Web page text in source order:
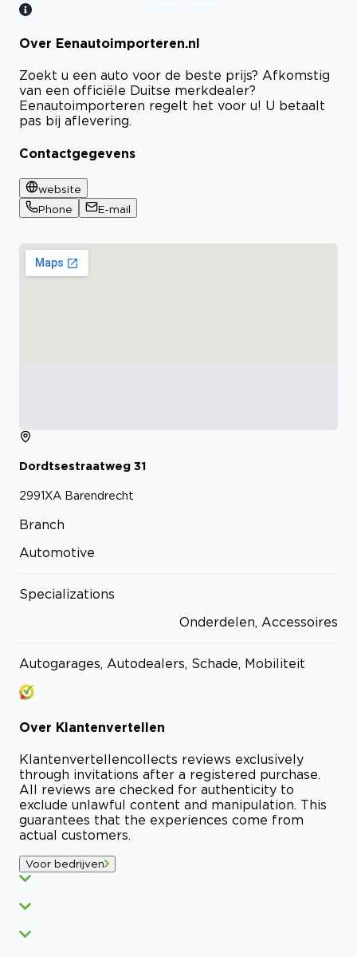
Bekijk certificaat
Over Eenautoimporteren.nl
Zoekt u een auto voor de beste prijs? Afkomstig
van een officiële Duitse merkdealer?
Eenautoimporteren regelt het voor u! U betaalt
pas bij aflevering.
Contactgegevens
website
Phone
E-mail
Dordtsestraatweg 31
2991XA Barendrecht
Branch
Automotive
Specializations
Onderdelen, Accessoires
Autogarages, Autodealers, Schade, Mobiliteit
Over Klantenvertellen
Klantenvertellencollects reviews exclusively
through invitations after a registered purchase.
All reviews are checked for authenticity to
exclude unlawful content and manipulation. This
guarantees that the experiences come from
actual customers.
Voor bedrijven